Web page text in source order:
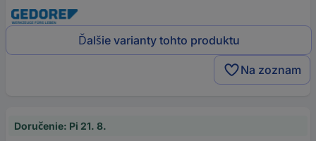
Ďalšie varianty tohto produktu
Na zoznam
Doručenie: Pi 21. 8.